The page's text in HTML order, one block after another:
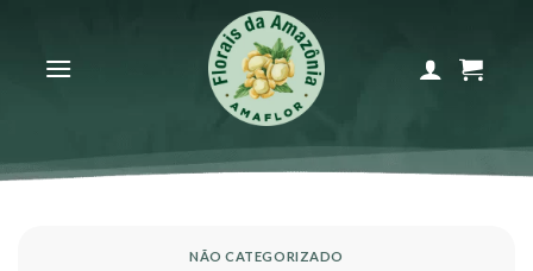
content
NÃO CATEGORIZADO